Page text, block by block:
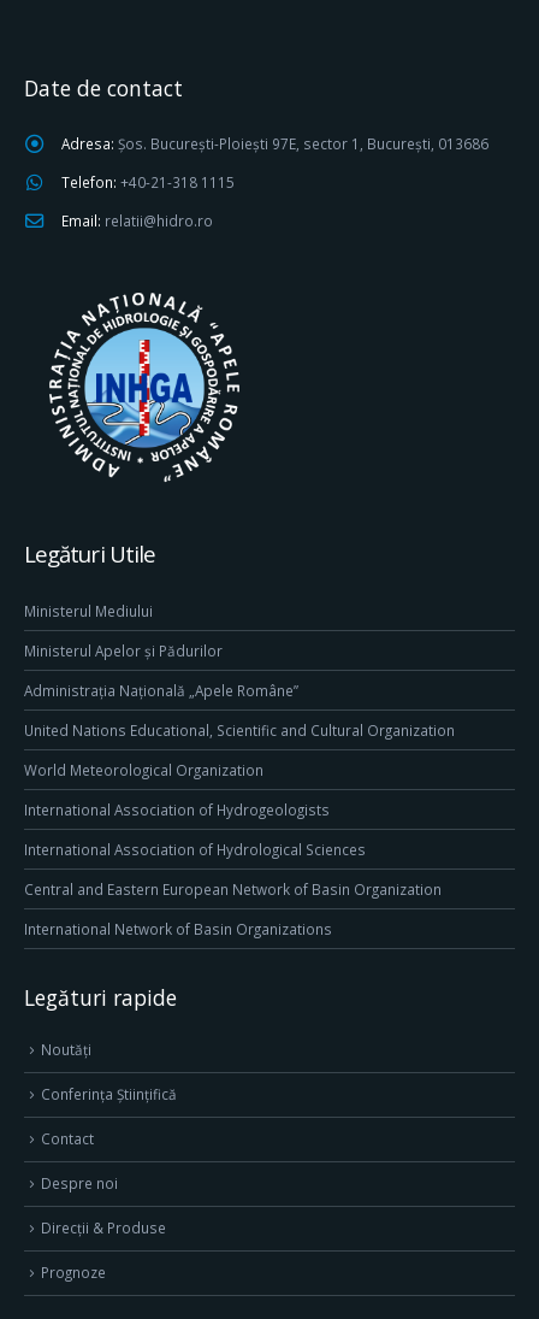
Date de contact
Adresa: Șos. București-Ploiești 97E, sector 1, București, 013686
Telefon: +40-21-318 1115
Email: relatii@hidro.ro
Legături Utile
Ministerul Mediului
Ministerul Apelor și Pădurilor
Administrația Națională „Apele Române”
United Nations Educational, Scientific and Cultural Organization
World Meteorological Organization
International Association of Hydrogeologists
International Association of Hydrological Sciences
Central and Eastern European Network of Basin Organization
International Network of Basin Organizations
Legături rapide
Noutăți
Conferința Științifică
Contact
Despre noi
Direcţii & Produse
Prognoze